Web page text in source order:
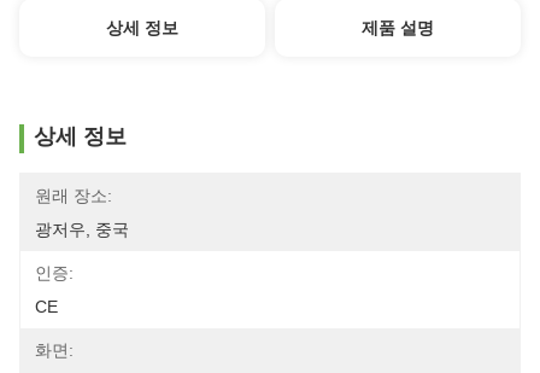
상세 정보 제품 설명
상세 정보
원래 장소:
광저우, 중국
인증:
CE
화면: